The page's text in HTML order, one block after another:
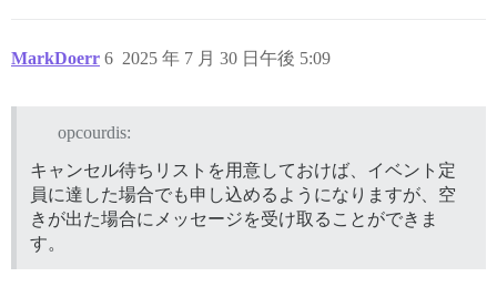
MarkDoerr 2025 年 7 月 30 日午後 5:09
6
opcourdis:
キャンセル待ちリストを用意しておけば、イベント定
員に達した場合でも申し込めるようになりますが、空
きが出た場合にメッセージを受け取ることができま
す。